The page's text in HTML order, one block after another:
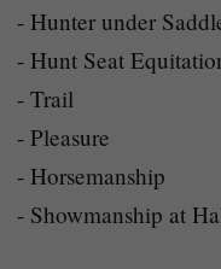
- Hunter under
- Hunt Seat
- Trail
- Pleasure
- Horsemanship
- Showmanship at